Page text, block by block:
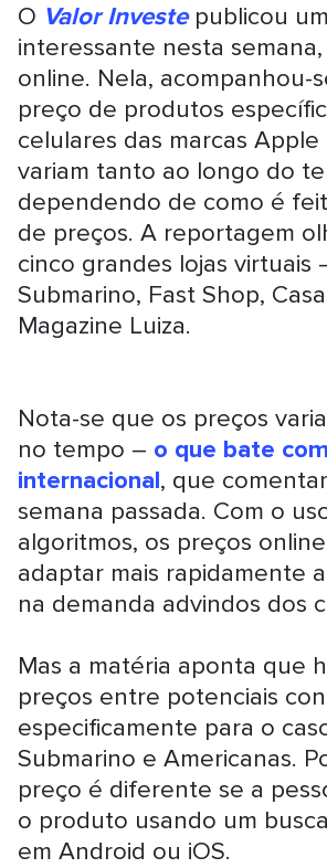
O Valor Investe publicou
interessante nesta
online. Nela, acompanhou-
preço de produtos
celulares das marcas
variam tanto ao longo do
dependendo de como é
de preços. A reportagem
cinco grandes lojas virtuais
Submarino, Fast Shop,
Magazine Luiza.
Nota-se que os preços
no tempo – o que bate
internacional, que
semana passada. Com o
algoritmos, os preços
adaptar mais rapidamente
na demanda advindos dos
Mas a matéria aponta que
preços entre potenciais
especificamente para o
Submarino e Americanas.
preço é diferente se a
o produto usando um
em Android ou iOS.